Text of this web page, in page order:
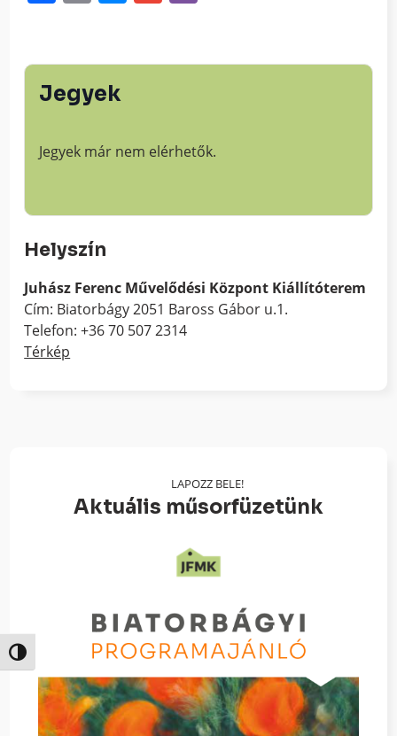
Nagy kontraszt váltása
Jegyek
Jegyek már nem elérhetők.
Helyszín
Juhász Ferenc Művelődési Központ Kiállítóterem
Cím: Biatorbágy 2051 Baross Gábor u.1.
Telefon: +36 70 507 2314
Térkép
LAPOZZ BELE!
Aktuális műsorfüzetünk